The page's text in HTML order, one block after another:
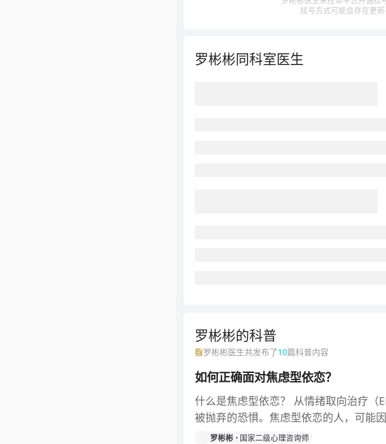
挂号方式可能会存在更
罗彬彬同科室医生
罗彬彬的科普
罗彬彬医生共发布了10篇科普内容
如何正确面对焦虑型依恋？
什么是焦虑型依恋？ 从情绪取向治疗（
被抛弃的恐惧。焦虑型依恋的人，可能
罗彬彬 国家二级心理咨询师